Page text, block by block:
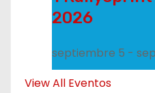
2026
septiembre 5 -
View All Eventos